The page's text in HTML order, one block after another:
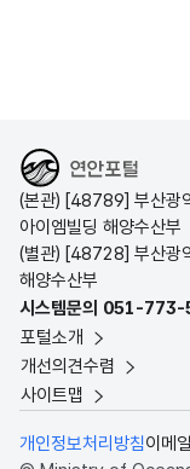
해양수산부
(본관) [48789] 부산광
아이엠빌딩 해양수산부
(별관) [48728] 부산광
해양수산부
시스템문의 051-
포털소개
개선의견수렴
사이트맵
개인정보처리방침이메